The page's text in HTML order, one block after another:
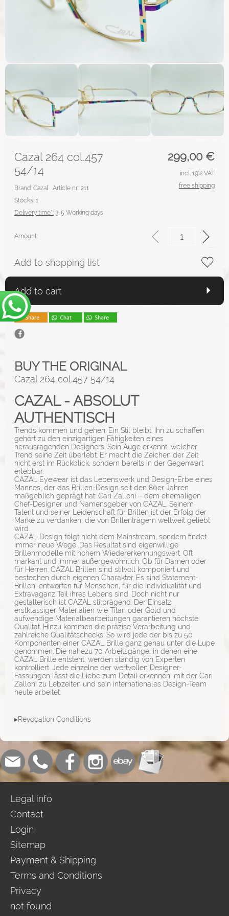
299,00 €
Cazal 264 col.457
54/14
Brand: Cazal Article nr.: 211
Stocks: 1
Delivery time*: 3-5 Working days
incl. 19% VAT
free shipping
Amount:
Add to shopping list
Add to cart
BUY THE ORIGINAL
Cazal 264 col.457 54/14
CAZAL - ABSOLUT
AUTHENTISCH
Trends kommen und gehen. Ein Stil bleibt. Ihn zu schaffen
gehört zu den einzigartigen Fähigkeiten eines
herausragenden Designers. Sein Auge erkennt, welcher
Trend seine Zeit überlebt. Er macht die Zeichen der Zeit
nicht erst im Rückblick, sondern bereits in der Gegenwart
erlebbar.
CAZAL Eyewear ist das Lebenswerk und Design-Erbe eines
Mannes, der das Brillen-Design seit den 80er Jahren
maßgeblich geprägt hat: Cari Zalloni – dem ehemaligen
Chef-Designer und Namensgeber von CAZAL. Seinem
Talent und seiner Leidenschaft für Brillen ist der Erfolg der
Marke zu verdanken, die von Brillenträgern weltweit geliebt
wird.
CAZAL Design folgt nicht dem Mainstream, sondern findet
immer neue Wege. Das Resultat sind eigenwillige
Brillenmodelle mit hohem Wiedererkennungswert. Oft
markant und immer außergewöhnlich. Ob für Damen oder
für Herren: CAZAL Brillen sind stilvoll komponiert und
bestechen durch eigenen Charakter. Es sind Statement-
Brillen, entworfen für Menschen, für die Individualität und
Extravaganz Teil ihres Lebens sind. Doch nicht nur
gestalterisch ist CAZAL stilprägend: Der Einsatz
erstklassiger Materialien wie Titan oder Gold und
aufwendige Materialbearbeitungen garantieren höchste
Qualität. Hinzu kommen die präzise Verarbeitung und
zahlreiche Qualitätschecks: So wird jede der bis zu 50
Komponenten einer CAZAL Brille ganz genau unter die Lupe
genommen. Die nahezu 70 Arbeitsgänge, in denen eine
CAZAL Brille entsteht, werden ständig von Experten
kontrolliert. Jede einzelne der wertvollen Designer-
Fassungen lässt die Liebe zum Detail erkennen, mit der Cari
Zalloni zu Lebzeiten und sein internationales Design-Team
heute arbeitet.
▸Revocation Conditions
Legal info
Contact
Login
Sitemap
Payment & Shipping
Terms and Conditions
Privacy
not found